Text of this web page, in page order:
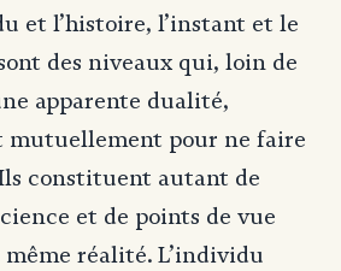
et l’histoire, l’instant et le
des niveaux qui, loin de
apparente dualité,
mutuellement pour ne faire
Ils constituent autant de
et de points de vue
réalité. L’individu